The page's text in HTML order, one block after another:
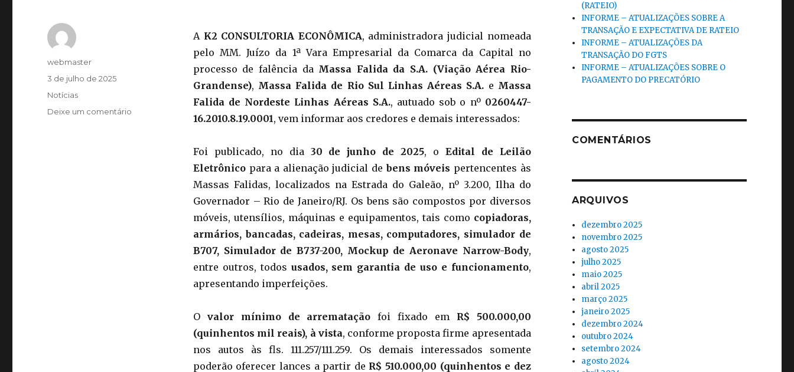
A K2 CONSULTORIA ECONÔMICA, administradora judicial nomeada
pelo MM. Juízo da 1ª Vara Empresarial da Comarca da Capital no
processo de falência da Massa Falida da S.A. (Viação Aérea Rio-
Grandense), Massa Falida de Rio Sul Linhas Aéreas S.A. e Massa
Falida de Nordeste Linhas Aéreas S.A., autuado sob o nº 0260447-
16.2010.8.19.0001, vem informar aos credores e demais interessados:
Foi publicado, no dia 30 de junho de 2025, o Edital de Leilão
Eletrônicopara a alienação judicial debens móveis pertencentes às
Massas Falidas, localizados na Estrada do Galeão, nº 3.200, Ilha do
Governador – Rio de Janeiro/RJ. Os bens são compostos por diversos
móveis, utensílios, máquinas e equipamentos, tais como copiadoras,
armários, bancadas, cadeiras, mesas, computadores, simulador de
B707, Simulador de B737-200, Mockup de Aeronave Narrow-Body,
entre outros, todos usados, sem garantia de uso e funcionamento,
apresentando imperfeições.
O valor mínimo de arrematação foi fixado em R$ 500.000,00
(quinhentos mil reais), à vista, conforme proposta firme apresentada
nos autos às fls. 111.257/111.259. Os demais interessados somente
poderão oferecer lances a partir de R$ 510.000,00 (quinhentos e dez
webmaster
3 de julho de 2025
Notícias
Deixe um comentário
(RATEIO)
INFORME – ATUALIZAÇÕES SOBRE A
TRANSAÇÃO E EXPECTATIVA DE RATEIO
INFORME – ATUALIZAÇÕES DA
TRANSAÇÃO DO FGTS
INFORME – ATUALIZAÇÕES SOBRE O
PAGAMENTO DO PRECATÓRIO
COMENTÁRIOS
ARQUIVOS
dezembro 2025
novembro 2025
agosto 2025
julho 2025
maio 2025
abril 2025
março 2025
janeiro 2025
dezembro 2024
outubro 2024
setembro 2024
agosto 2024